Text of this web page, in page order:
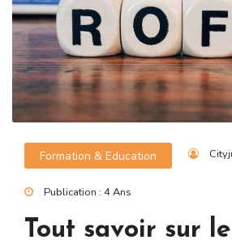
Formation & Education
Publication : 4 Ans
Tout savoir sur